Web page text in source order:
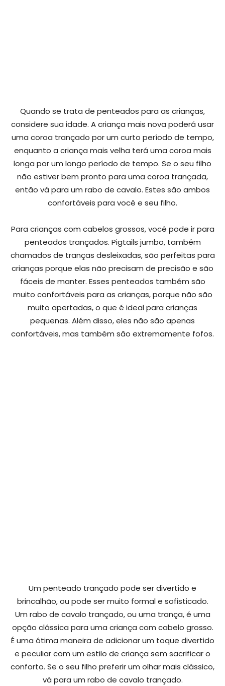
Quando se trata de penteados para as crianças,
considere sua idade. A criança mais nova poderá usar
uma coroa trançado por um curto período de tempo,
enquanto a criança mais velha terá uma coroa mais
longa por um longo período de tempo. Se o seu filho
não estiver bem pronto para uma coroa trançada,
então vá para um rabo de cavalo. Estes são ambos
confortáveis para você e seu filho.
Para crianças com cabelos grossos, você pode ir para
penteados trançados. Pigtails jumbo, também
chamados de tranças desleixadas, são perfeitas para
crianças porque elas não precisam de precisão e são
fáceis de manter. Esses penteados também são
muito confortáveis para as crianças, porque não são
muito apertadas, o que é ideal para crianças
pequenas. Além disso, eles não são apenas
confortáveis, mas também são extremamente fofos.
Um penteado trançado pode ser divertido e
brincalhão, ou pode ser muito formal e sofisticado.
Um rabo de cavalo trançado, ou uma trança, é uma
opção clássica para uma criança com cabelo grosso.
É uma ótima maneira de adicionar um toque divertido
e peculiar com um estilo de criança sem sacrificar o
conforto. Se o seu filho preferir um olhar mais clássico,
vá para um rabo de cavalo trançado.